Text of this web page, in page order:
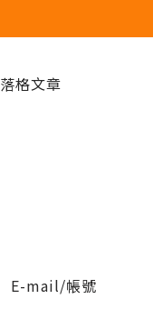
格文章
E-mail/帳號